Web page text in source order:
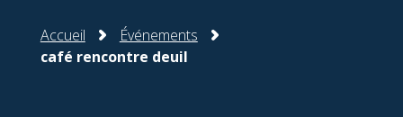
Accueil
Événements
café rencontre deuil